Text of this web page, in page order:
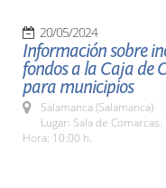
20/05/2024
Información sobre
fondos a la Caja de
para municipios
Salamanca (Salamanca)
Lugar: Sala de
Hora: 10:00 h.